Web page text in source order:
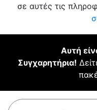
σε αυτές τις
Αυτή
Συγχαρητήρια!